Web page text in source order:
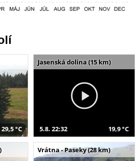
29,5 °C
Jasenská dolina (15 km)
5.8. 22:32 19,9 °C
Vrátna - Paseky (28 km)